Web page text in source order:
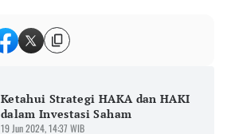
Ketahui Strategi HAKA dan HAKI
dalam Investasi Saham
19 Jun 2024, 14:37 WIB